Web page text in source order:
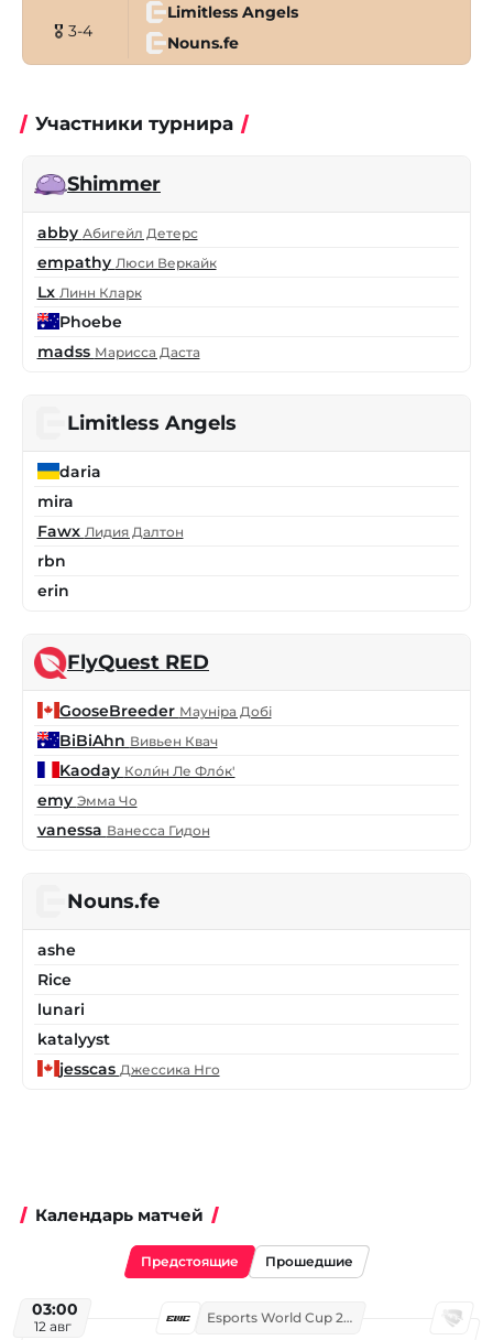
🎖 3-4
Limitless Angels
Nouns.fe
Участники турнира
Shimmer
abby Абигейл Детерс
empathy Люси Веркайк
Lx Линн Кларк
Phoebe
madss Марисса Даста
Limitless Angels
daria
mira
Fawx Лидия Далтон
rbn
erin
FlyQuest RED
GooseBreeder Мауніра Добі
BiBiAhn Вивьен Квач
Kaoday Коли́н Ле Фло́к'
emy Эмма Чо
vanessa Ванесса Гидон
Nouns.fe
ashe
Rice
lunari
katalyyst
jesscas Джессика Нго
Календарь матчей
Предстоящие Прошедшие
03:00
12 авг
Esports World Cup 2026